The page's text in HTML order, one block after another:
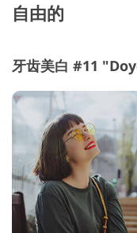
自由的
牙齿美白 #11